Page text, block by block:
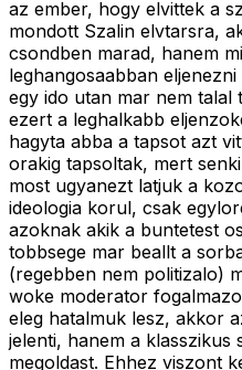
az ember, hogy elvittek a
mondott Szalin elvtarsra,
csondben marad, hanem
leghangosaabban
egy ido utan mar nem talal
ezert a leghalkabb
hagyta abba a tapsot azt
orakig tapsoltak, mert
most ugyanezt latjuk a
ideologia korul, csak
azoknak akik a buntetest
tobbsege mar beallt a
(regebben nem politizalo)
woke moderator
eleg hatalmuk lesz, akkor
jelenti, hanem a klasszikus
megoldast. Ehhez viszont